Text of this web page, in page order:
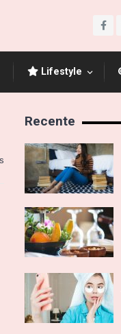
Lifestyle
Recente